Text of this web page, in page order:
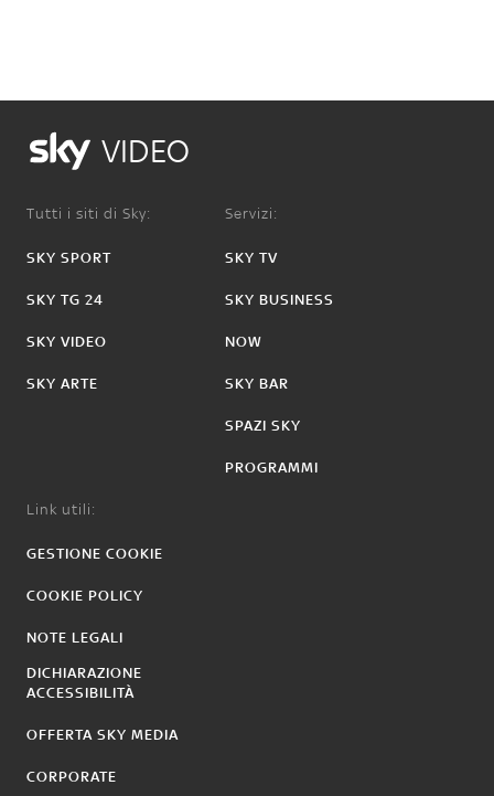
VIDEO
Tutti i siti di Sky:
SKY SPORT
SKY TG 24
SKY VIDEO
SKY ARTE
Servizi:
SKY TV
SKY BUSINESS
NOW
SKY BAR
SPAZI SKY
PROGRAMMI
Link utili:
GESTIONE COOKIE
COOKIE POLICY
NOTE LEGALI
DICHIARAZIONE
ACCESSIBILITÀ
OFFERTA SKY MEDIA
CORPORATE